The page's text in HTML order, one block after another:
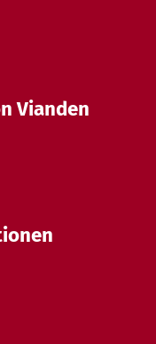
Vianden